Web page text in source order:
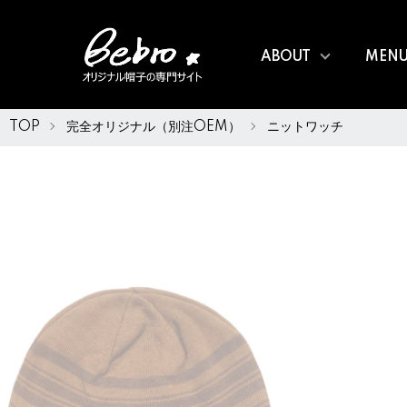
ABOUT
TOP 完全オリジナル（別注OEM） ニットワッチ